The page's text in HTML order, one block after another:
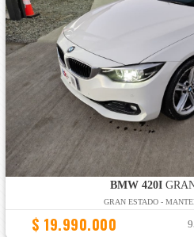
BMW 420I
GRAN ESTADO -
$ 19.990.000